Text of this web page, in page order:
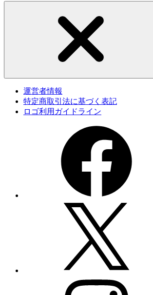
運営者情報
特定商取引法に基づく表記
ロゴ利用ガイドライン